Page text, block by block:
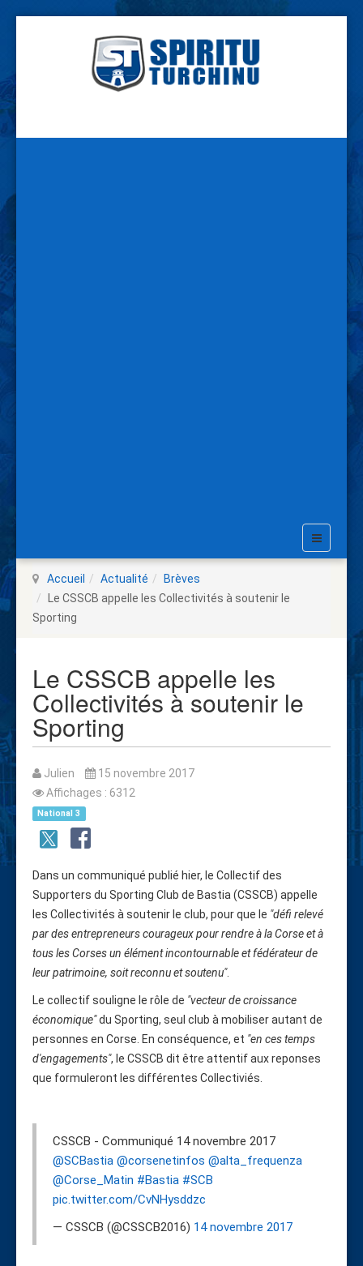
Accueil Actualité
Brèves
Le CSSCB appelle les Collectivités à soutenir le
Sporting
Le CSSCB appelle les
Collectivités à soutenir le
Sporting
Julien
15 novembre 2017
Affichages : 6312
National 3
Dans un communiqué publié hier, le Collectif des
Supporters du Sporting Club de Bastia (CSSCB) appelle
les Collectivités à soutenir le club, pour que le "défi relevé
par des entrepreneurs courageux pour rendre à la Corse et à
tous les Corses un élément incontournable et fédérateur de
leur patrimoine, soit reconnu et soutenu".
Le collectif souligne le rôle de "vecteur de croissance
économique"du Sporting, seul club à mobiliser autant de
personnes en Corse. En conséquence, et "en ces temps
d'engagements", le CSSCB dit être attentif aux reponses
que formuleront les différentes Collectiviés.
CSSCB - Communiqué 14 novembre 2017
@SCBastia @corsenetinfos @alta_frequenza
@Corse_Matin #Bastia #SCB
pic.twitter.com/CvNHysddzc
— CSSCB (@CSSCB2016) 14 novembre 2017